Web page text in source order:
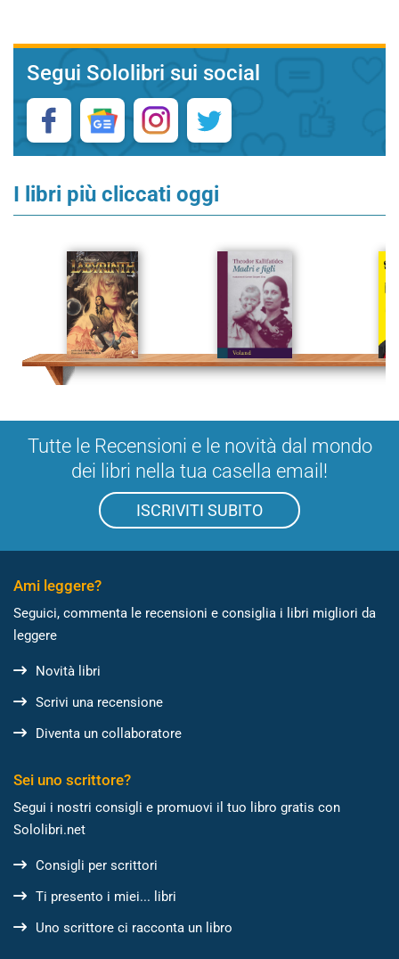
Segui Sololibri sui social
I libri più cliccati oggi
Tutte le Recensioni e le novità dal mondo
dei libri nella tua casella email!
ISCRIVITI SUBITO
Ami leggere?
Seguici, commenta le recensioni e consiglia i libri migliori da
leggere
Novità libri
Scrivi una recensione
Diventa un collaboratore
Sei uno scrittore?
Segui i nostri consigli e promuovi il tuo libro gratis con
Sololibri.net
Consigli per scrittori
Ti presento i miei... libri
Uno scrittore ci racconta un libro